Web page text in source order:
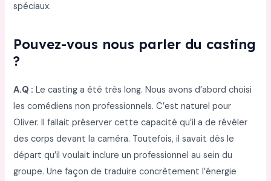
spéciaux.
Pouvez-vous nous parler du casting
?
A.Q : Le casting a été très long. Nous avons d’abord choisi
les comédiens non professionnels. C’est naturel pour
Oliver. Il fallait préserver cette capacité qu’il a de révéler
des corps devant la caméra. Toutefois, il savait dès le
départ qu’il voulait inclure un professionnel au sein du
groupe. Une façon de traduire concrètement l’énergie